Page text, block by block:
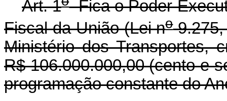
Art. 1 Fica o Poder
Fiscal da União (Lei no9.275,
Ministério dos Transportes,
R$ 106.000.000,00 (cento e
programação constante do